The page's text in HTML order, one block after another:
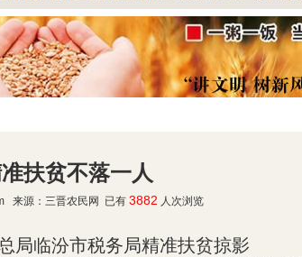
扶贫不落一人
来源：三晋农民网 已有 3882 人次浏览
局临汾市税务局精准扶贫掠影